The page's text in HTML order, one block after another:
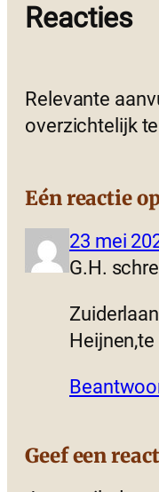
Reacties
Relevante
overzichtelijk
Eén reactie
23 mei
G.H.
Geef een